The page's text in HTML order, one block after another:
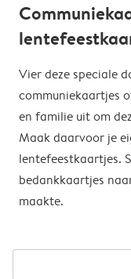
Vier deze speciale
communiekaartjes
en familie uit om
Maak daarvoor je
lentefeestkaartjes.
bedankkaartjes
maakte.